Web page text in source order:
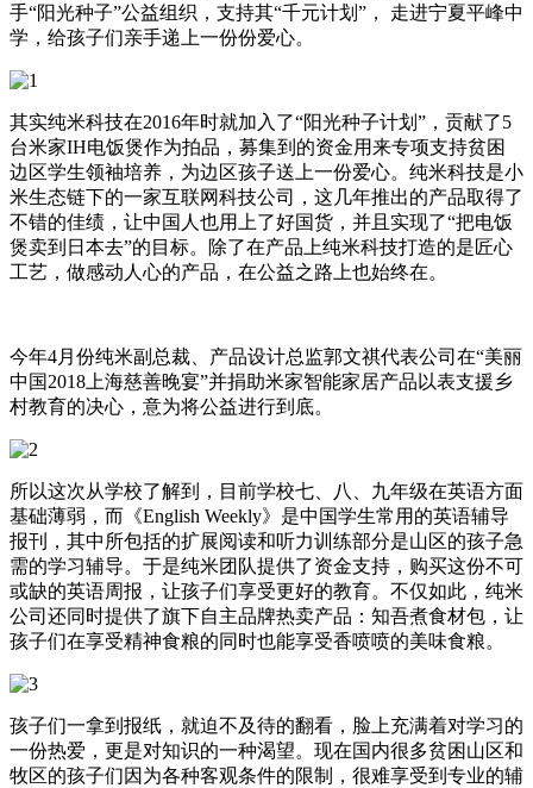
手“阳光种子”公益组织，支持其“千元计划”， 走进宁夏平峰中
学，给孩子们亲手递上一份份爱心。
其实纯米科技在2016年时就加入了“阳光种子计划”，贡献了5
台米家IH电饭煲作为拍品，募集到的资金用来专项支持贫困
边区学生领袖培养，为边区孩子送上一份爱心。纯米科技是小
米生态链下的一家互联网科技公司，这几年推出的产品取得了
不错的佳绩，让中国人也用上了好国货，并且实现了“把电饭
煲卖到日本去”的目标。除了在产品上纯米科技打造的是匠心
工艺，做感动人心的产品，在公益之路上也始终在。
今年4月份纯米副总裁、产品设计总监郭文祺代表公司在“美丽
中国2018上海慈善晚宴”并捐助米家智能家居产品以表支援乡
村教育的决心，意为将公益进行到底。
所以这次从学校了解到，目前学校七、八、九年级在英语方面
基础薄弱，而《English Weekly》是中国学生常用的英语辅导
报刊，其中所包括的扩展阅读和听力训练部分是山区的孩子急
需的学习辅导。于是纯米团队提供了资金支持，购买这份不可
或缺的英语周报，让孩子们享受更好的教育。不仅如此，纯米
公司还同时提供了旗下自主品牌热卖产品：知吾煮食材包，让
孩子们在享受精神食粮的同时也能享受香喷喷的美味食粮。
孩子们一拿到报纸，就迫不及待的翻看，脸上充满着对学习的
一份热爱，更是对知识的一种渴望。现在国内很多贫困山区和
牧区的孩子们因为各种客观条件的限制，很难享受到专业的辅